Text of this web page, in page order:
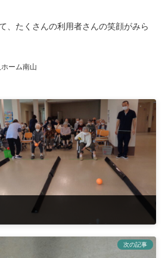
、たくさんの利用者さんの笑顔がみら
ーム南山
次の記事